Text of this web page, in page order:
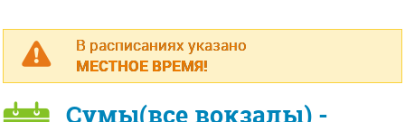
В расписаниях указано
МЕСТНОЕ ВРЕМЯ!
Сумы(все вокзалы) -